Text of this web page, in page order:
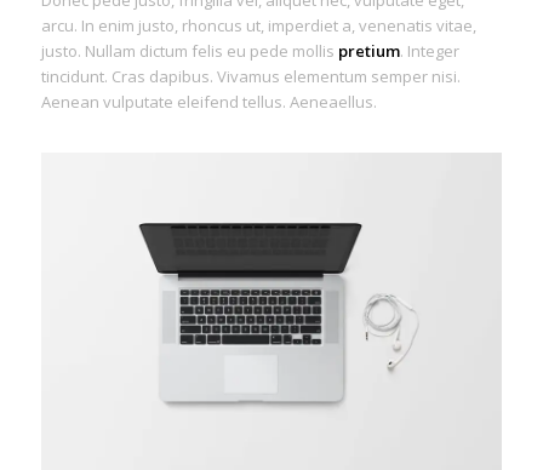
arcu. In enim justo, rhoncus ut, imperdiet a, venenatis vitae,
justo. Nullam dictum felis eu pede mollis pretium. Integer
tincidunt. Cras dapibus. Vivamus elementum semper nisi.
Aenean vulputate eleifend tellus. Aeneaellus.